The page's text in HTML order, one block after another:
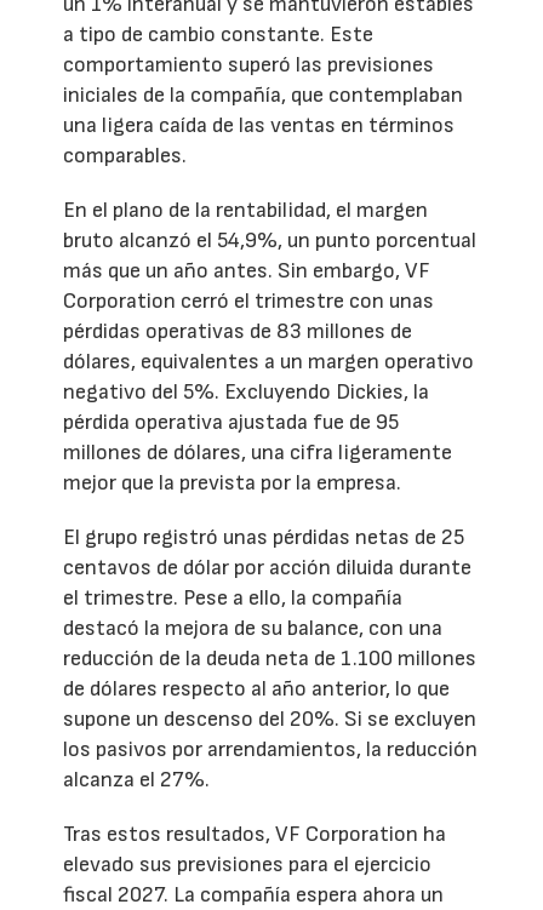
a tipo de cambio constante. Este
comportamiento superó las previsiones
iniciales de la compañía, que contemplaban
una ligera caída de las ventas en términos
comparables.
En el plano de la rentabilidad, el margen
bruto alcanzó el 54,9%, un punto porcentual
más que un año antes. Sin embargo, VF
Corporation cerró el trimestre con unas
pérdidas operativas de 83 millones de
dólares, equivalentes a un margen operativo
negativo del 5%. Excluyendo Dickies, la
pérdida operativa ajustada fue de 95
millones de dólares, una cifra ligeramente
mejor que la prevista por la empresa.
El grupo registró unas pérdidas netas de 25
centavos de dólar por acción diluida durante
el trimestre. Pese a ello, la compañía
destacó la mejora de su balance, con una
reducción de la deuda neta de 1.100 millones
de dólares respecto al año anterior, lo que
supone un descenso del 20%. Si se excluyen
los pasivos por arrendamientos, la reducción
alcanza el 27%.
Tras estos resultados, VF Corporation ha
elevado sus previsiones para el ejercicio
fiscal 2027. La compañía espera ahora un